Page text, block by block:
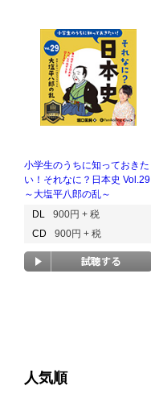
小学生のうちに知っておきた
い！それなに？日本史 Vol.29
～大塩平八郎の乱～
DL
900円 + 税
CD
900円 + 税
人気順